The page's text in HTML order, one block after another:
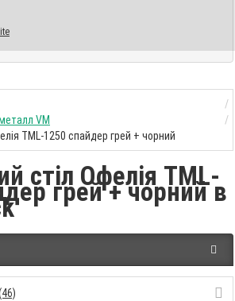
VM
TML-1250 спайдер грей + чорний
стіл Офелія TML-
грей + чорний в